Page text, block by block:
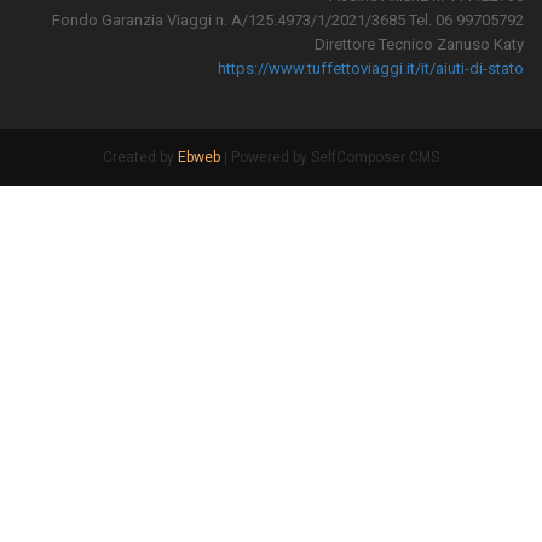
Fondo Garanzia Viaggi n. A/125.4973/1/2021/3685 Tel. 06 99705792
Direttore Tecnico Zanuso Katy
https://www.tuffettoviaggi.it/it/aiuti-di-stato
Created by Ebweb | Powered by SelfComposer CMS